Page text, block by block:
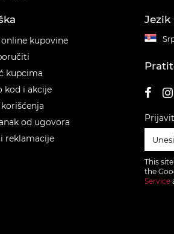
kupovine
kupcima
kod i akcije
od ugovora
reklamacije
Jezik
This
the
Service